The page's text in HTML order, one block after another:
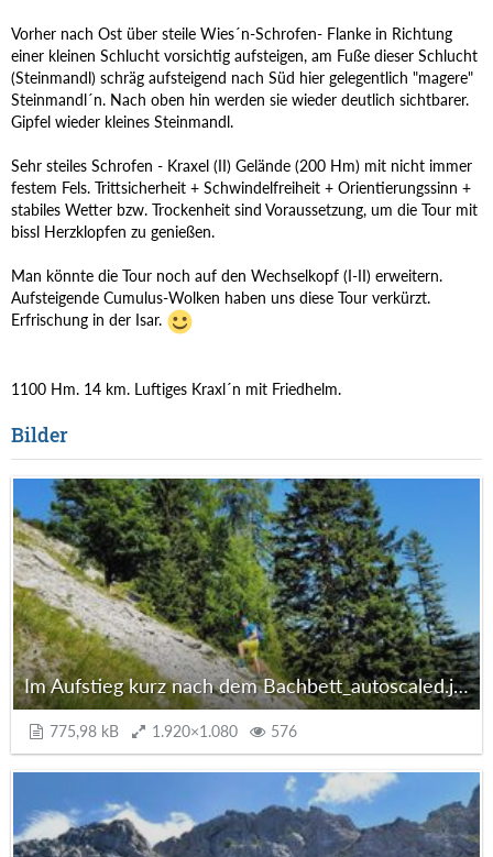
Vorher nach Ost über steile Wies´n-Schrofen- Flanke in Richtung
einer kleinen Schlucht vorsichtig aufsteigen, am Fuße dieser Schlucht
(Steinmandl) schräg aufsteigend nach Süd hier gelegentlich "magere"
Steinmandl´n. Nach oben hin werden sie wieder deutlich sichtbarer.
Gipfel wieder kleines Steinmandl.
Sehr steiles Schrofen - Kraxel (II) Gelände (200 Hm) mit nicht immer
festem Fels. Trittsicherheit + Schwindelfreiheit + Orientierungssinn +
stabiles Wetter bzw. Trockenheit sind Voraussetzung, um die Tour mit
bissl Herzklopfen zu genießen.
Man könnte die Tour noch auf den Wechselkopf (I-II) erweitern.
Aufsteigende Cumulus-Wolken haben uns diese Tour verkürzt.
Erfrischung in der Isar.
1100 Hm. 14 km. Luftiges Kraxl´n mit Friedhelm.
Bilder
Im Aufstieg kurz nach dem Bachbett_autoscaled.jpg
775,98 kB 1.920×1.080 576